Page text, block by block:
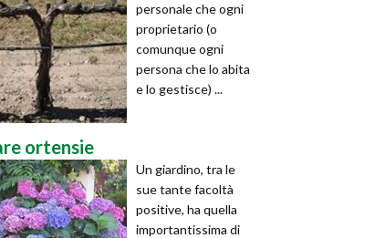
personale che ogni
proprietario (o
comunque ogni
persona che lo abita
e lo gestisce) ...
ortensie
Un giardino, tra le
sue tante facoltà
positive, ha quella
importantissima di